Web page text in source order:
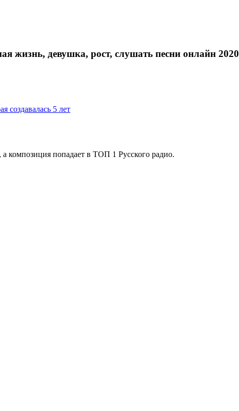
жизнь, девушка, рост, слушать песни онлайн
создавалась 5 лет
композиция попадает в ТОП 1 Русского радио.